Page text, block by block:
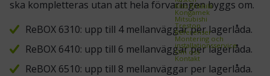
Kito Erikkilä
Kongamek
Mitsubishi
Treston
Referenser
Montering och
installationsservice
Om oss
Kontakt
ska kompletteras utan att hela förvaringen byggs om.
ReBOX 6310: upp till 4 mellanväggar per lagerlåda.
ReBOX 6410: upp till 6 mellanväggar per lagerlåda.
ReBOX 6510: upp till 8 mellanväggar per lagerlåda.